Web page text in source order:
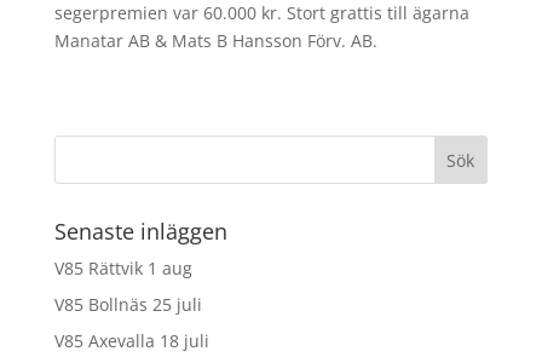
segerpremien var 60.000 kr. Stort grattis till ägarna
Manatar AB & Mats B Hansson Förv. AB.
Senaste inläggen
V85 Rättvik 1 aug
V85 Bollnäs 25 juli
V85 Axevalla 18 juli